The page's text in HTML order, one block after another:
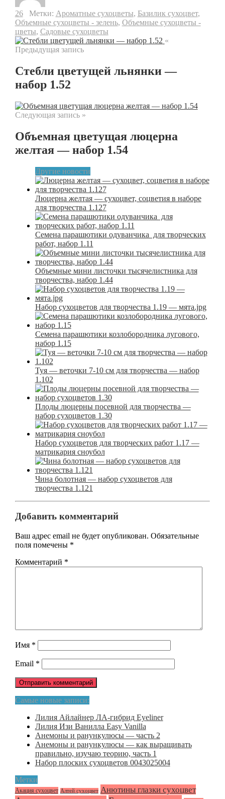
26 Метки: Ароматные сухоцветы, Базилик сухоцвет,
Объемные сухоцветы - зелень, Объемные сухоцветы -
цветы, Садовые сухоцветы
«
Предыдущая запись
Стебли цветущей льнянки —
набор 1.52
Следующая запись »
Объемная цветущая люцерна
желтая — набор 1.54
Другие новости
Люцерна желтая — сухоцвет, соцветия в наборе
для творчества 1.127
Семена парашютики одуванчика для творческих
работ, набор 1.11
Объемные мини листочки тысячелистника для
творчества, набор 1.44
Набор сухоцветов для творчества 1.19 — мята.jpg
Семена парашютики козлобородника лугового,
набор 1.15
Туя — веточки 7-10 см для творчества — набор
1.102
Плоды люцерны посевной для творчества —
набор сухоцветов 1.30
Набор сухоцветов для творческих работ 1.17 —
матрикария сноубол
Чина болотная — набор сухоцветов для
творчества 1.121
Добавить комментарий
Ваш адрес email не будет опубликован. Обязательные
поля помечены *
Комментарий *
Имя *
Email *
Самые новые записи:
Лилия Айлайнер ЛА-гибрид Eyeliner
Лилия Изи Ванилла Easy Vanilla
Анемоны и ранункулюсы — часть 2
Анемоны и ранункулюсы — как выращивать
правильно, изучаю теорию, часть 1
Набор плоских сухоцветов 0043025004
Метки
Акация сухоцвет Алтей сухоцвет Анютины глазки сухоцвет